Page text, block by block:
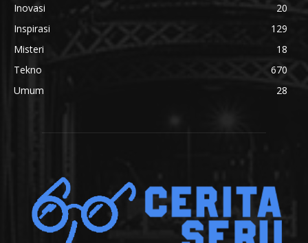
Inovasi
20
Inspirasi
129
Misteri
18
Tekno
670
Umum
28